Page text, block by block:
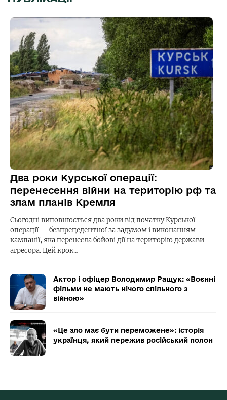
Два роки Курської операції:
перенесення війни на територію рф та
злам планів Кремля
Сьогодні виповнюється два роки від початку Курської
операції — безпрецедентної за задумом і виконанням
кампанії, яка перенесла бойові дії на територію держави-
агресора. Цей крок…
Актор і офіцер Володимир Ращук: «Воєнні
фільми не мають нічого спільного з
війною»
«Це зло має бути переможене»: історія
українця, який пережив російський полон